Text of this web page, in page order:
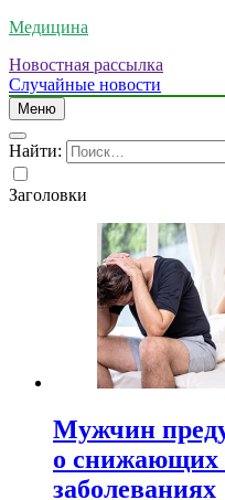
Медицина
Новостная рассылка
Случайные новости
Меню
Найти:
Заголовки
Мужчин
о снижающих
заболеваниях